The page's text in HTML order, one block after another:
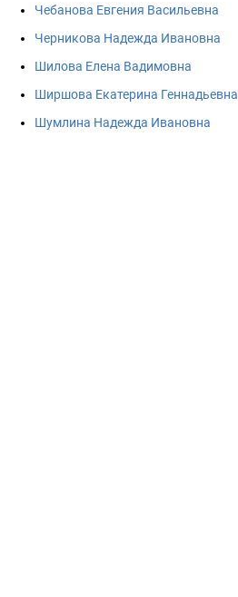
Чебанова Евгения Васильевна
Черникова Надежда Ивановна
Шилова Елена Вадимовна
Ширшова Екатерина Геннадьевна
Шумлина Надежда Ивановна